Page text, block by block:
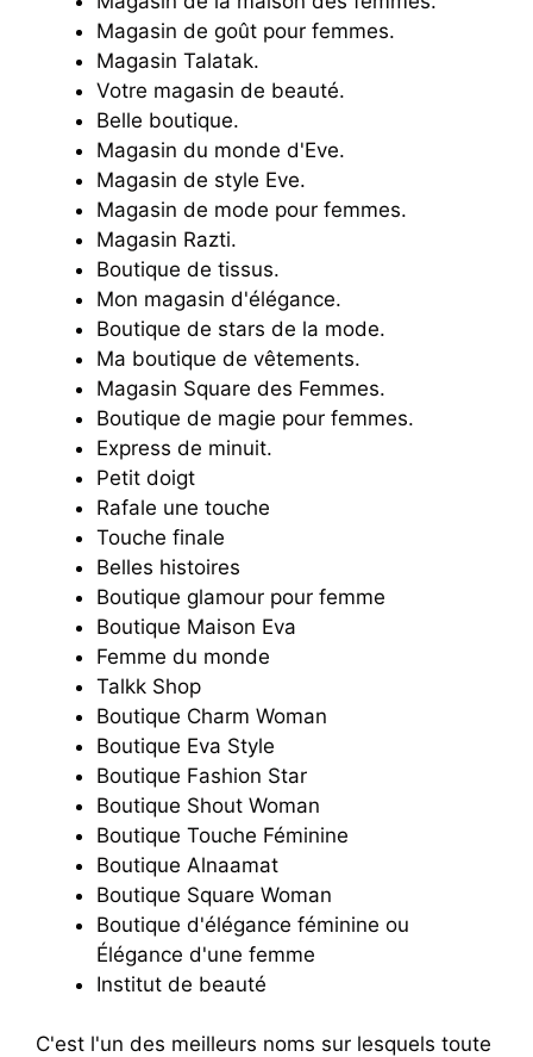
Magasin de goût pour femmes.
Magasin Talatak.
Votre magasin de beauté.
Belle boutique.
Magasin du monde d'Eve.
Magasin de style Eve.
Magasin de mode pour femmes.
Magasin Razti.
Boutique de tissus.
Mon magasin d'élégance.
Boutique de stars de la mode.
Ma boutique de vêtements.
Magasin Square des Femmes.
Boutique de magie pour femmes.
Express de minuit.
Petit doigt
Rafale une touche
Touche finale
Belles histoires
Boutique glamour pour femme
Boutique Maison Eva
Femme du monde
Talkk Shop
Boutique Charm Woman
Boutique Eva Style
Boutique Fashion Star
Boutique Shout Woman
Boutique Touche Féminine
Boutique Alnaamat
Boutique Square Woman
Boutique d'élégance féminine ou
Élégance d'une femme
Institut de beauté
C'est l'un des meilleurs noms sur lesquels toute